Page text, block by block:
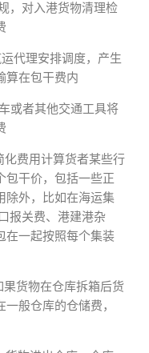
，对入港货物清理检
代理安排调度，产生
算在包干费内
或者其他交通工具将
化费用计算货者某些行
包干价，包括一些正
除外，比如在海运集
报关费、港建港杂
在一起按照每个集装
货物在仓库拆箱后货
般仓库的仓储费，